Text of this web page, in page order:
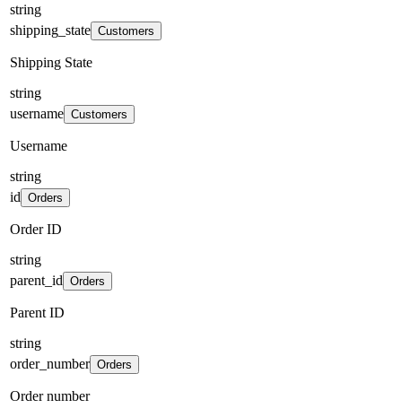
string
shipping_state Customers
Shipping State
string
username Customers
Username
string
id Orders
Order ID
string
parent_id Orders
Parent ID
string
order_number Orders
Order number